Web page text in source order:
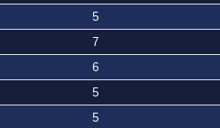
5
7
6
5
5